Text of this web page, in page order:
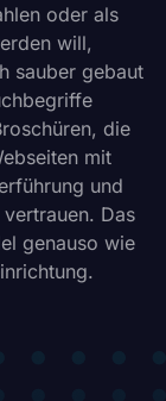
oder als
will,
sauber gebaut
die
mit
und
Das
genauso wie